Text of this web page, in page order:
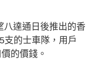
八達通日後推出的香
支的士車隊，用戶
的價錢。